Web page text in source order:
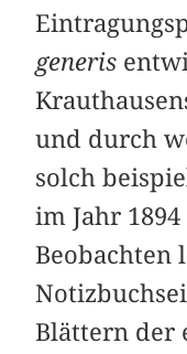
generis
und durch
solch
im Jahr
Beobachten
Blättern der